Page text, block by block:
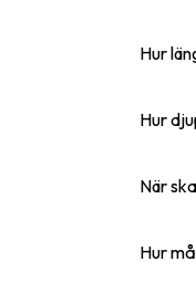
Hur
Hur
När
Hur